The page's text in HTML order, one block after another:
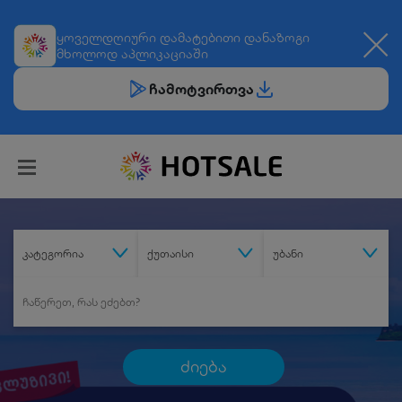
ყოველდღიური დამატებითი დანაზოგი
მხოლოდ აპლიკაციაში
ჩამოტვირთვა
კატეგორია ქუთაისი უბანი
ძიება